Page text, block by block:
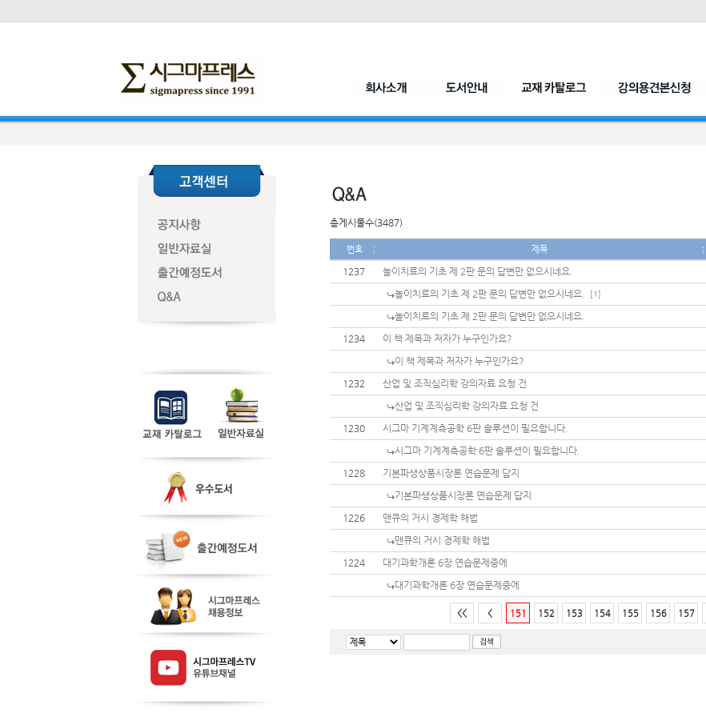
총게시물수(3487)
번호 제목
1237 놀이치료의 기초 제 2판 문의 답변만 없으시네요.
놀이치료의 기초 제 2판 문의 답변만 없으시네요.
[1]
놀이치료의 기초 제 2판 문의 답변만 없으시네요.
1234
이 책 제목과 저자가 누구인가요?
이 책 제목과 저자가 누구인가요?
1232
산업 및 조직심리학 강의자료 요청 건
산업 및 조직심리학 강의자료 요청 건
1230
시그마 기계계측공학 6판 솔루션이 필요합니다.
시그마 기계계측공학 6판 솔루션이 필요합니다.
1228
기본파생상품시장론 연습문제 답지
기본파생상품시장론 연습문제 답지
1226
맨큐의 거시 경제학 해법
맨큐의 거시 경제학 해법
1224
대기과학개론 6장 연습문제중에
대기과학개론 6장 연습문제중에
<< < 151 152 153 154 155 156 157